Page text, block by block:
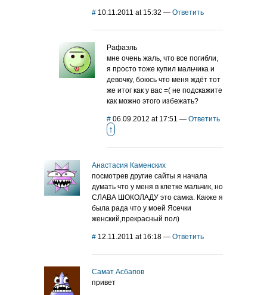
# 10.11.2011 at 15:32 — Ответить
Рафаэль
мне очень жаль, что все погибли,
я просто тоже купил мальчика и
девочку, боюсь что меня ждёт тот
же итог как у вас =( не подскажите
как можно этого избежать?
# 06.09.2012 at 17:51 — Ответить
↑
Анастасия Каменских
посмотрев другие сайты я начала
думать что у меня в клетке мальчик, но
СЛАВА ШОКОЛАДУ это самка. Какже я
была рада что у моей Ясечки
женский,прекрасный пол)
# 12.11.2011 at 16:18 — Ответить
Самат Асбапов
привет